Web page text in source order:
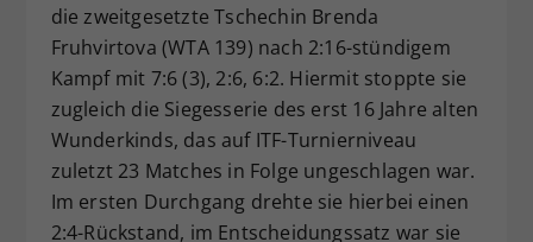
die zweitgesetzte Tschechin Brenda
Fruhvirtova (WTA 139) nach 2:16-stündigem
Kampf mit 7:6 (3), 2:6, 6:2. Hiermit stoppte sie
zugleich die Siegesserie des erst 16 Jahre alten
Wunderkinds, das auf ITF-Turnierniveau
zuletzt 23 Matches in Folge ungeschlagen war.
Im ersten Durchgang drehte sie hierbei einen
2:4-Rückstand, im Entscheidungssatz war sie